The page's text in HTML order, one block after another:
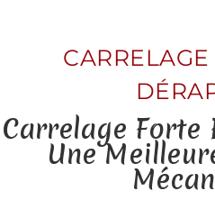
Carrelage Forte
Une